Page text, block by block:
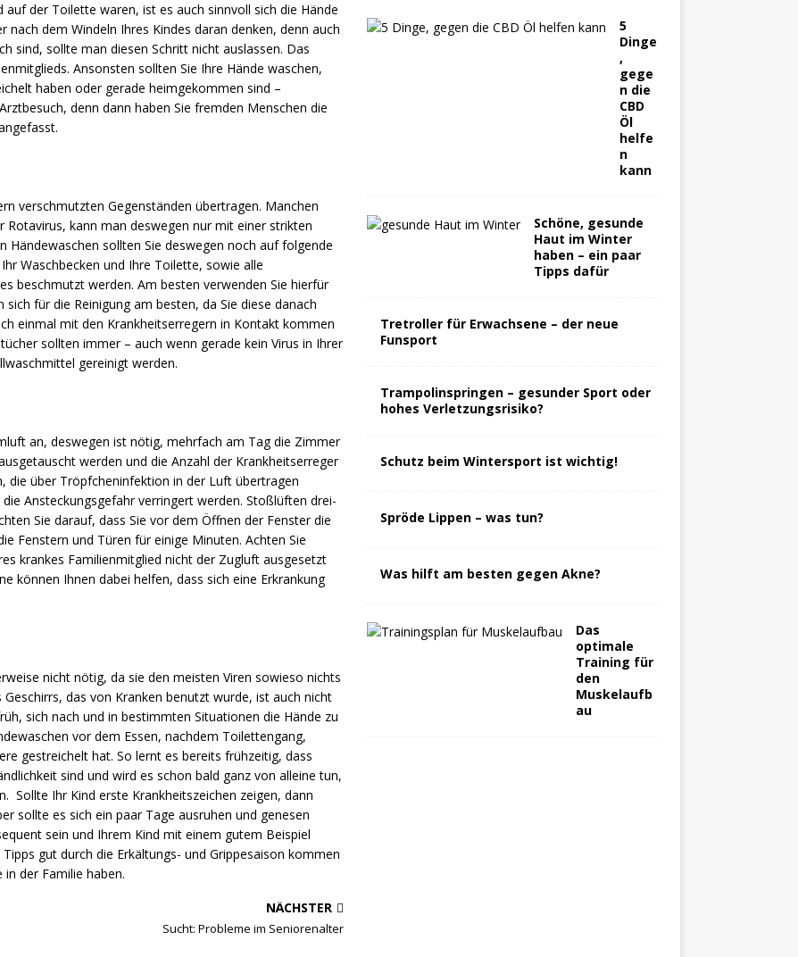
der Toilette waren, ist es auch sinnvoll sich die Hände
dem Windeln Ihres Kindes daran denken, denn auch
sind, sollte man diesen Schritt nicht auslassen. Das
Ansonsten sollten Sie Ihre Hände waschen,
haben oder gerade heimgekommen sind –
denn dann haben Sie fremden Menschen die
verschmutzten Gegenständen übertragen. Manchen
kann man deswegen nur mit einer strikten
Händewaschen sollten Sie deswegen noch auf folgende
Waschbecken und Ihre Toilette, sowie alle
beschmutzt werden. Am besten verwenden Sie hierfür
für die Reinigung am besten, da Sie diese danach
einmal mit den Krankheitserregern in Kontakt kommen
sollten immer – auch wenn gerade kein Virus in Ihrer
gereinigt werden.
an, deswegen ist nötig, mehrfach am Tag die Zimmer
werden und die Anzahl der Krankheitserreger
die über Tröpfcheninfektion in der Luft übertragen
Ansteckungsgefahr verringert werden. Stoßlüften drei-
Sie darauf, dass Sie vor dem Öffnen der Fenster die
Fenstern und Türen für einige Minuten. Achten Sie
krankes Familienmitglied nicht der Zugluft ausgesetzt
können Ihnen dabei helfen, dass sich eine Erkrankung
nicht nötig, da sie den meisten Viren sowieso nichts
das von Kranken benutzt wurde, ist auch nicht
sich nach und in bestimmten Situationen die Hände zu
vor dem Essen, nachdem Toilettengang,
gestreichelt hat. So lernt es bereits frühzeitig, dass
sind und wird es schon bald ganz von alleine tun,
Sollte Ihr Kind erste Krankheitszeichen zeigen, dann
sollte es sich ein paar Tage ausruhen und genesen
sein und Ihrem Kind mit einem gutem Beispiel
gut durch die Erkältungs- und Grippesaison kommen
der Familie haben.
NÄCHSTER
Sucht: Probleme im Seniorenalter
5
Dinge
,
gege
n die
CBD
Öl
helfe
n
kann
Schöne, gesunde
Haut im Winter
haben – ein paar
Tipps dafür
Tretroller für Erwachsene – der neue
Funsport
Trampolinspringen – gesunder Sport oder
hohes Verletzungsrisiko?
Schutz beim Wintersport ist wichtig!
Spröde Lippen – was tun?
Was hilft am besten gegen Akne?
Das
optimale
Training für
den
Muskelaufb
au